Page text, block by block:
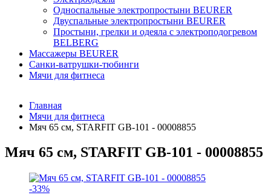
Односпальные электропростыни BEURER
Двуспальные электропростыни BEURER
Простыни, грелки и одеяла с электроподогревом
BELBERG
Массажеры BEURER
Санки-ватрушки-тюбинги
Мячи для фитнеса
Главная
Мячи для фитнеса
Мяч 65 см, STARFIT GB-101 - 00008855
Мяч 65 см, STARFIT GB-101 - 00008855
-33%